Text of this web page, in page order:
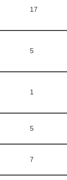
17
5
1
5
7